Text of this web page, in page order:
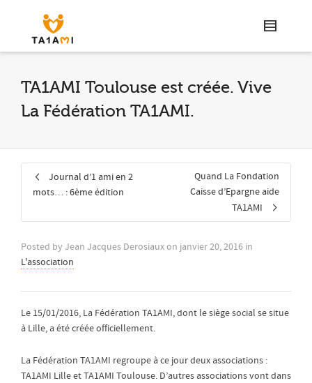
TA1AMI Toulouse est créée. Vive
La Fédération TA1AMI.
Journal d’1 ami en 2
mots… : 6ème édition
Quand La Fondation
Caisse d’Epargne aide
TA1AMI
Posted by Jean Jacques Derosiauxon janvier 20, 2016 in
L'association
Le 15/01/2016, La Fédération TA1AMI, dont le siège social se situe
à Lille, a été créée officiellement.
La Fédération TA1AMI regroupe à ce jour deux associations :
TA1AMI Lille et TA1AMI Toulouse. D’autres associations vont dans